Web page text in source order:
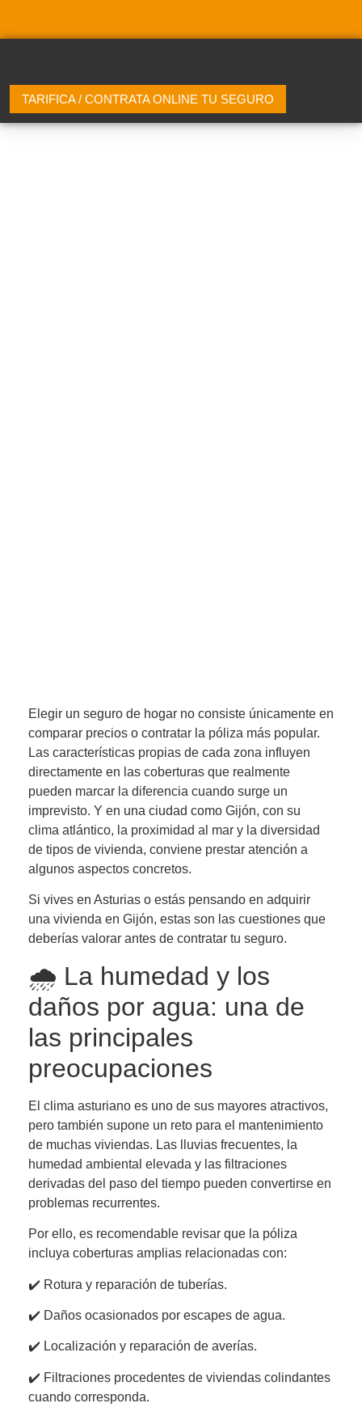
TARIFICA / CONTRATA ONLINE TU SEGURO
Elegir un seguro de hogar no consiste únicamente en
comparar precios o contratar la póliza más popular.
Las características propias de cada zona influyen
directamente en las coberturas que realmente
pueden marcar la diferencia cuando surge un
imprevisto. Y en una ciudad como Gijón, con su
clima atlántico, la proximidad al mar y la diversidad
de tipos de vivienda, conviene prestar atención a
algunos aspectos concretos.
Si vives en Asturias o estás pensando en adquirir
una vivienda en Gijón, estas son las cuestiones que
deberías valorar antes de contratar tu seguro.
🌧️ La humedad y los
daños por agua: una de
las principales
preocupaciones
El clima asturiano es uno de sus mayores atractivos,
pero también supone un reto para el mantenimiento
de muchas viviendas. Las lluvias frecuentes, la
humedad ambiental elevada y las filtraciones
derivadas del paso del tiempo pueden convertirse en
problemas recurrentes.
Por ello, es recomendable revisar que la póliza
incluya coberturas amplias relacionadas con:
✔️ Rotura y reparación de tuberías.
✔️ Daños ocasionados por escapes de agua.
✔️ Localización y reparación de averías.
✔️ Filtraciones procedentes de viviendas colindantes
cuando corresponda.